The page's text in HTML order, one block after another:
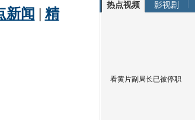
热点视频 影视剧
看黄片副局长已被停职